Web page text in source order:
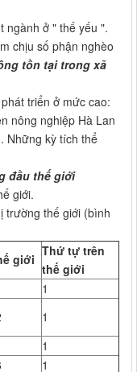
ngành ở " thế yếu ".
chịu số phận nghèo
tồn tại trong xã
triển ở mức cao:
nông nghiệp Hà Lan
Những kỳ tích thể
đầu thế giới
giới.
trường thế giới (bình
giới
Thứ tự trên
thế giới
1
1
1
1